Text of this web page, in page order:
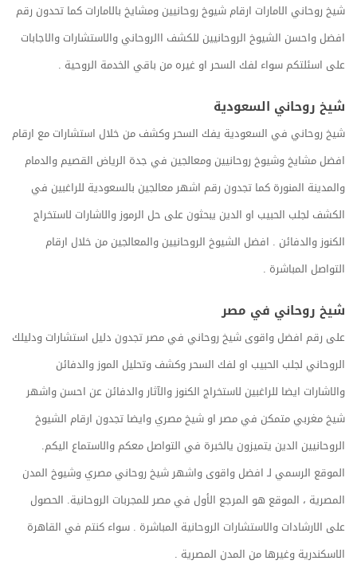
شيخ روحاني الامارات ارقام شيوخ روحانيين ومشايخ بالامارات كما تحدون رقم
افضل واحسن الشيوخ الروحانيين للكشف االروحاني والاستشارات والاجابات
على اسئلتكم سواء لفك السحر او غيره من باقي الخدمة الروحية .
شيخ روحاني السعودية
شيخ روحاني في السعودية يفك السحر وكشف من خلال استشارات مع ارقام
افضل مشايخ وشيوخ روحانيين ومعالجين في جدة الرياض القصيم والدمام
والمدينة المنورة كما تجدون رقم اشهر معالجين بالسعودية للراغبين في
الكشف لجلب الحبيب او الدين يبحثون على حل الرموز والاشارات لاستخراج
الكنوز والدفائن . افضل الشيوخ الروحانيين والمعالجين من خلال ارقام
التواصل المباشرة .
شيخ روحاني في مصر
على رقم افضل واقوى شيخ روحاني في مصر تجدون دليل استشارات ودليلك
الروحاني لجلب الحبيب او لفك السحر وكشف وتحليل الموز والدفائن
والاشارات ايضا للراغبين لاستخراج الكنوز والآثار والدفائن عن احسن واشهر
شيخ مغربي متمكن في مصر او شيخ مصري وايضا تجدون ارقام الشيوخ
الروحانيين الدين يتميزون يالخبرة في التواصل معكم والاستماع اليكم.
الموقع الرسمي لـ افضل واقوى واشهر شيخ روحاني مصري وشيوخ المدن
المصرية ، الموقع هو المرجع الأول في مصر للمجربات الروحانية. الحصول
على الارشادات والاستشارات الروحانية المباشرة . سواء كنتم في القاهرة
الاسكندرية وغيرها من المدن المصرية .